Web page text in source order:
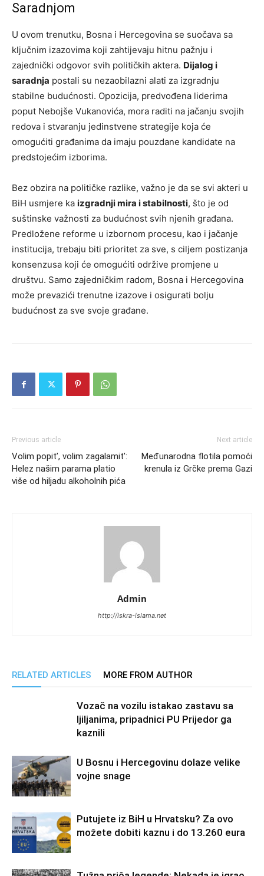
Saradnjom
U ovom trenutku, Bosna i Hercegovina se suočava sa
ključnim izazovima koji zahtijevaju hitnu pažnju i
zajednički odgovor svih političkih aktera. Dijalog i
saradnja postali su nezaobilazni alati za izgradnju
stabilne budućnosti. Opozicija, predvođena liderima
poput Nebojše Vukanovića, mora raditi na jačanju svojih
redova i stvaranju jedinstvene strategije koja će
omogućiti građanima da imaju pouzdane kandidate na
predstojećim izborima.
Bez obzira na političke razlike, važno je da se svi akteri u
BiH usmjere ka izgradnji mira i stabilnosti, što je od
suštinske važnosti za budućnost svih njenih građana.
Predložene reforme u izbornom procesu, kao i jačanje
institucija, trebaju biti prioritet za sve, s ciljem postizanja
konsenzusa koji će omogućiti održive promjene u
društvu. Samo zajedničkim radom, Bosna i Hercegovina
može prevazići trenutne izazove i osigurati bolju
budućnost za sve svoje građane.
Previous article
Volim popit’, volim zagalamit’:
Helez našim parama platio
više od hiljadu alkoholnih pića
Next article
Međunarodna flotila pomoći
krenula iz Grčke prema Gazi
Admin
http://iskra-islama.net
RELATED ARTICLES MORE FROM AUTHOR
Vozač na vozilu istakao zastavu sa
ljiljanima, pripadnici PU Prijedor ga
kaznili
U Bosnu i Hercegovinu dolaze velike
vojne snage
Putujete iz BiH u Hrvatsku? Za ovo
možete dobiti kaznu i do 13.260 eura